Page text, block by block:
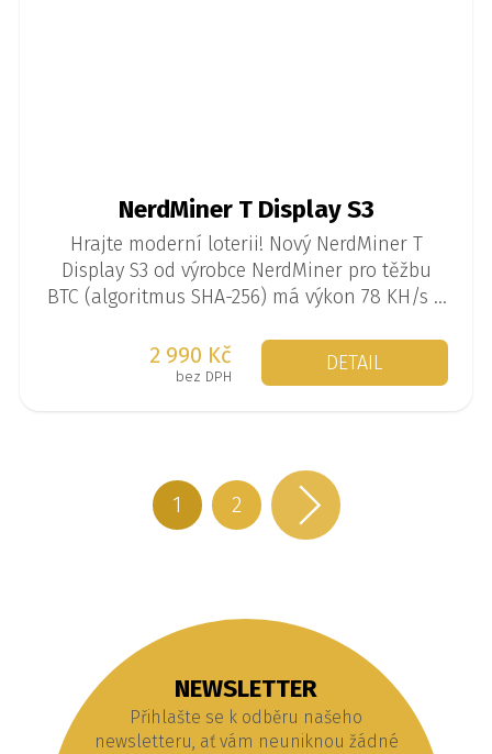
NerdMiner T Display S3
Hrajte moderní loterii! Nový NerdMiner T
Display S3 od výrobce NerdMiner pro těžbu
BTC (algoritmus SHA-256) má výkon 78 KH/s a
se miner těží sám a je malá šance, že
najednou vytěží 3,125 BTC.
2 990 Kč
bez DPH
DETAIL
1 2
NEWSLETTER
Přihlašte se k odběru našeho
newsletteru, ať vám neuniknou žádné